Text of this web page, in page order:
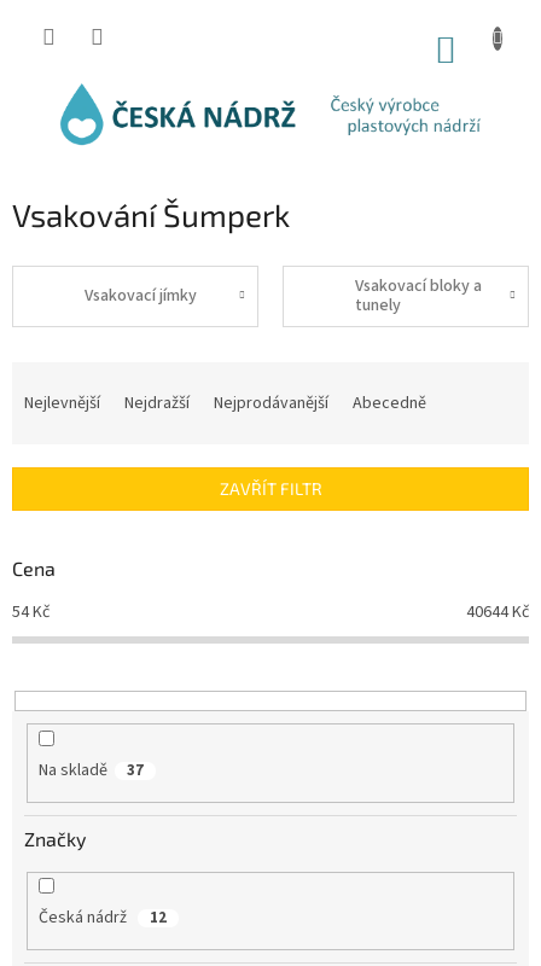
Vsakování Šumperk
Vsakovací jímky
Vsakovací bloky a
tunely
í
r
o
d
u
t
ů
Nejlevnější Nejdražší Nejprodávanější Abecedně
ZAVŘÍT FILTR
Cena
54Kč 40644Kč
Na skladě 37
Značky
Česká nádrž 12